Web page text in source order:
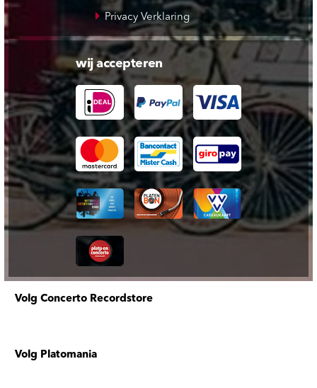
Privacy Verklaring
wij accepteren
Volg Concerto Recordstore
Volg Platomania